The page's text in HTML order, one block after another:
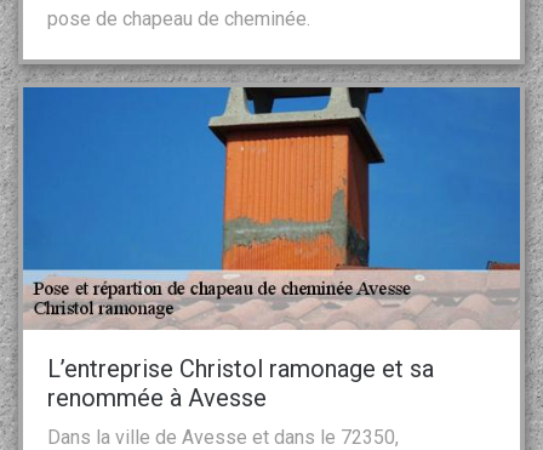
pose de chapeau de cheminée.
L’entreprise Christol ramonage et sa
renommée à Avesse
Dans la ville de Avesse et dans le 72350,